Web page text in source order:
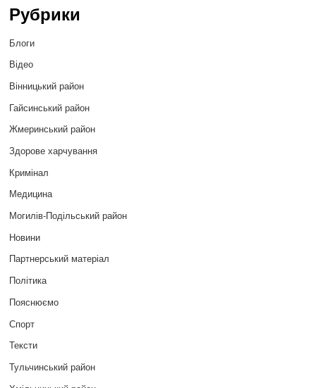
Рубрики
Блоги
Відео
Вінницький район
Гайсинський район
Жмеринський район
Здорове харчування
Кримінал
Медицина
Могилів-Подільський район
Новини
Партнерський матеріал
Політика
Пояснюємо
Спорт
Тексти
Тульчинський район